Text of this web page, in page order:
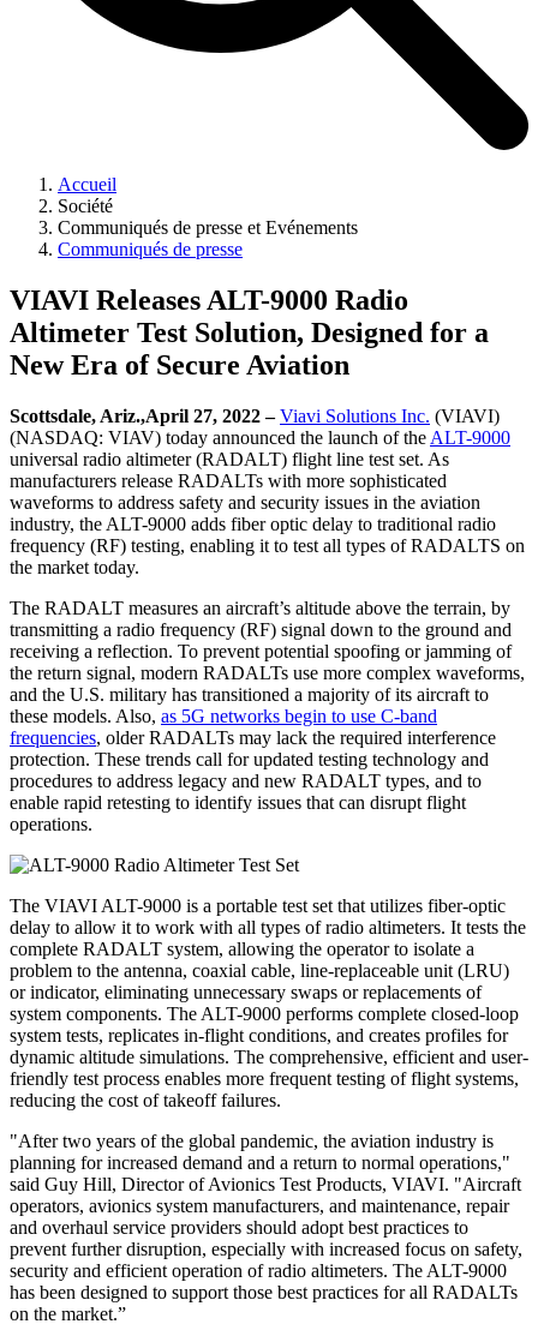
Accueil
Société
Communiqués de presse et Evénements
Communiqués de presse
VIAVI Releases ALT-9000 Radio
Altimeter Test Solution, Designed for a
New Era of Secure Aviation
Scottsdale, Ariz.,April 27, 2022 – Viavi Solutions Inc. (VIAVI)
(NASDAQ: VIAV) today announced the launch of the ALT-9000
universal radio altimeter (RADALT) flight line test set. As
manufacturers release RADALTs with more sophisticated
waveforms to address safety and security issues in the aviation
industry, the ALT-9000 adds fiber optic delay to traditional radio
frequency (RF) testing, enabling it to test all types of RADALTS on
the market today.
The RADALT measures an aircraft’s altitude above the terrain, by
transmitting a radio frequency (RF) signal down to the ground and
receiving a reflection. To prevent potential spoofing or jamming of
the return signal, modern RADALTs use more complex waveforms,
and the U.S. military has transitioned a majority of its aircraft to
these models. Also, as 5G networks begin to use C-band
frequencies, older RADALTs may lack the required interference
protection. These trends call for updated testing technology and
procedures to address legacy and new RADALT types, and to
enable rapid retesting to identify issues that can disrupt flight
operations.
The VIAVI ALT-9000 is a portable test set that utilizes fiber-optic
delay to allow it to work with all types of radio altimeters. It tests the
complete RADALT system, allowing the operator to isolate a
problem to the antenna, coaxial cable, line-replaceable unit (LRU)
or indicator, eliminating unnecessary swaps or replacements of
system components. The ALT-9000 performs complete closed-loop
system tests, replicates in-flight conditions, and creates profiles for
dynamic altitude simulations. The comprehensive, efficient and user-
friendly test process enables more frequent testing of flight systems,
reducing the cost of takeoff failures.
"After two years of the global pandemic, the aviation industry is
planning for increased demand and a return to normal operations,"
said Guy Hill, Director of Avionics Test Products, VIAVI. "Aircraft
operators, avionics system manufacturers, and maintenance, repair
and overhaul service providers should adopt best practices to
prevent further disruption, especially with increased focus on safety,
security and efficient operation of radio altimeters. The ALT-9000
has been designed to support those best practices for all RADALTs
on the market.”